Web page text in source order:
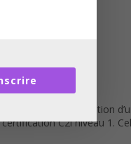
principes d’élaboration
C2i niveau 1.